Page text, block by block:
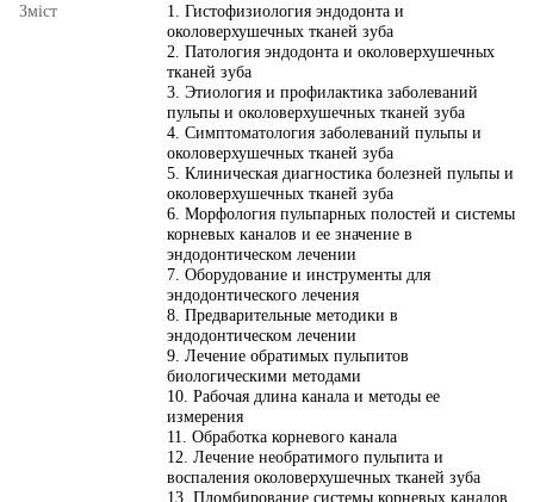
Змiст
1. Гистофизиология эндодонта и
околоверхушечных тканей зуба
2. Патология эндодонта и околоверхушечных
тканей зуба
3. Этиология и профилактика заболеваний
пульпы и околоверхушечных тканей зуба
4. Симптоматология заболеваний пульпы и
околоверхушечных тканей зуба
5. Клиническая диагностика болезней пульпы и
околоверхушечных тканей зуба
6. Морфология пульпарных полостей и системы
корневых каналов и ее значение в
эндодонтическом лечении
7. Оборудование и инструменты для
эндодонтического лечения
8. Предварительные методики в
эндодонтическом лечении
9. Лечение обратимых пульпитов
биологическими методами
10. Рабочая длина канала и методы ее
измерения
11. Обработка корневого канала
12. Лечение необратимого пульпита и
воспаления околоверхушечных тканей зуба
13. Пломбирование системы корневых каналов